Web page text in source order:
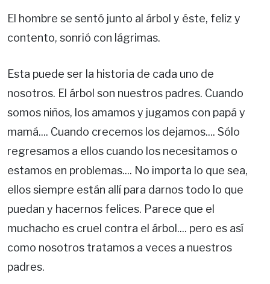
El hombre se sentó junto al árbol y éste, feliz y
contento, sonrió con lágrimas.
Esta puede ser la historia de cada uno de
nosotros. El árbol son nuestros padres. Cuando
somos niños, los amamos y jugamos con papá y
mamá.... Cuando crecemos los dejamos.... Sólo
regresamos a ellos cuando los necesitamos o
estamos en problemas.... No importa lo que sea,
ellos siempre están allí para darnos todo lo que
puedan y hacernos felices. Parece que el
muchacho es cruel contra el árbol.... pero es así
como nosotros tratamos a veces a nuestros
padres.